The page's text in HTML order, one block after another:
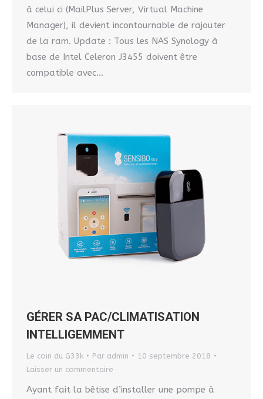
à celui ci (MailPlus Server, Virtual Machine
Manager), il devient incontournable de rajouter
de la ram. Update : Tous les NAS Synology à
base de Intel Celeron J3455 doivent être
compatible avec…
GÉRER SA PAC/CLIMATISATION
INTELLIGEMMENT
Le coin du G33k Par admin
10 septembre 2018
Laisser un commentaire
Ayant fait la bêtise d’installer une pompe à